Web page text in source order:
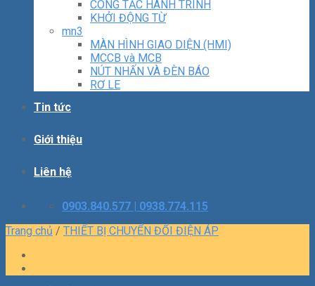
CÔNG TẮC HÀNH TRÌNH
KHỞI ĐỘNG TỪ
mn3
MÀN HÌNH GIAO DIỆN (HMI)
MCCB và MCB
NÚT NHẤN VÀ ĐÈN BÁO
RƠ LE
Tin tức
Giới thiệu
Liên hệ
0903.840.577 | 0938.774.115
Trang chủ / THIẾT BỊ CHUYỂN ĐỔI ĐIỆN ÁP